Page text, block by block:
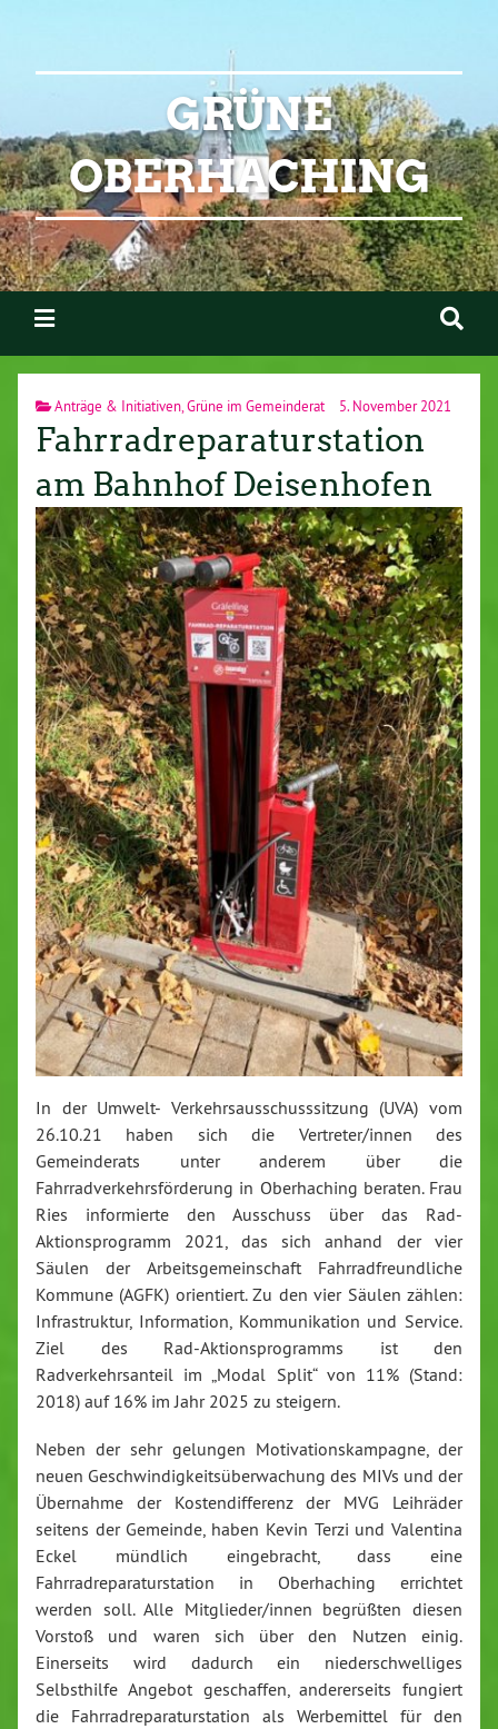
GRÜNE
OBERHACHING
Anträge & Initiativen,Grüne im Gemeinderat 5. November 2021
Fahrradreparaturstation
am Bahnhof Deisenhofen
In der Umwelt- Verkehrsausschusssitzung (UVA) vom
26.10.21 haben sich die Vertreter/innen des
Gemeinderats unter anderem über die
Fahrradverkehrsförderung in Oberhaching beraten. Frau
Ries informierte den Ausschuss über das Rad-
Aktionsprogramm 2021, das sich anhand der vier
Säulen der Arbeitsgemeinschaft Fahrradfreundliche
Kommune (AGFK) orientiert. Zu den vier Säulen zählen:
Infrastruktur, Information, Kommunikation und Service.
Ziel des Rad-Aktionsprogramms ist den
Radverkehrsanteil im „Modal Split“ von 11% (Stand:
2018) auf 16% im Jahr 2025 zu steigern.
Neben der sehr gelungen Motivationskampagne, der
neuen Geschwindigkeitsüberwachung des MIVs und der
Übernahme der Kostendifferenz der MVG Leihräder
seitens der Gemeinde, haben Kevin Terzi und Valentina
Eckel mündlich eingebracht, dass eine
Fahrradreparaturstation in Oberhaching errichtet
werden soll. Alle Mitglieder/innen begrüßten diesen
Vorstoß und waren sich über den Nutzen einig.
Einerseits wird dadurch ein niederschwelliges
Selbsthilfe Angebot geschaffen, andererseits fungiert
die Fahrradreparaturstation als Werbemittel für den